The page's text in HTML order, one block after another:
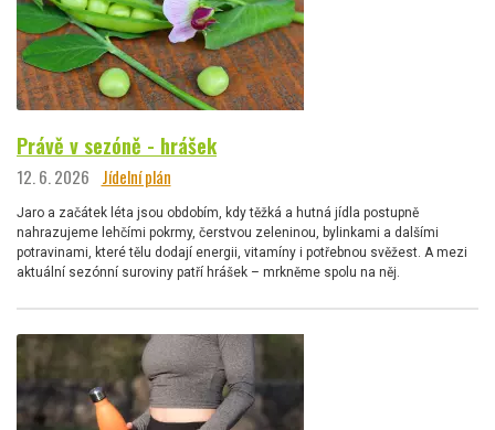
Právě v sezóně - hrášek
12. 6. 2026 Jídelní plán
Jaro a začátek léta jsou obdobím, kdy těžká a hutná jídla postupně
nahrazujeme lehčími pokrmy, čerstvou zeleninou, bylinkami a dalšími
potravinami, které tělu dodají energii, vitamíny i potřebnou svěžest. A mezi
aktuální sezónní suroviny patří hrášek – mrkněme spolu na něj.